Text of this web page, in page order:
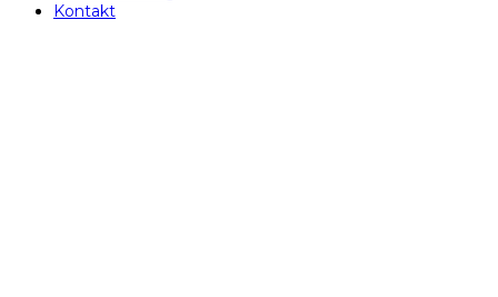
Kontakt